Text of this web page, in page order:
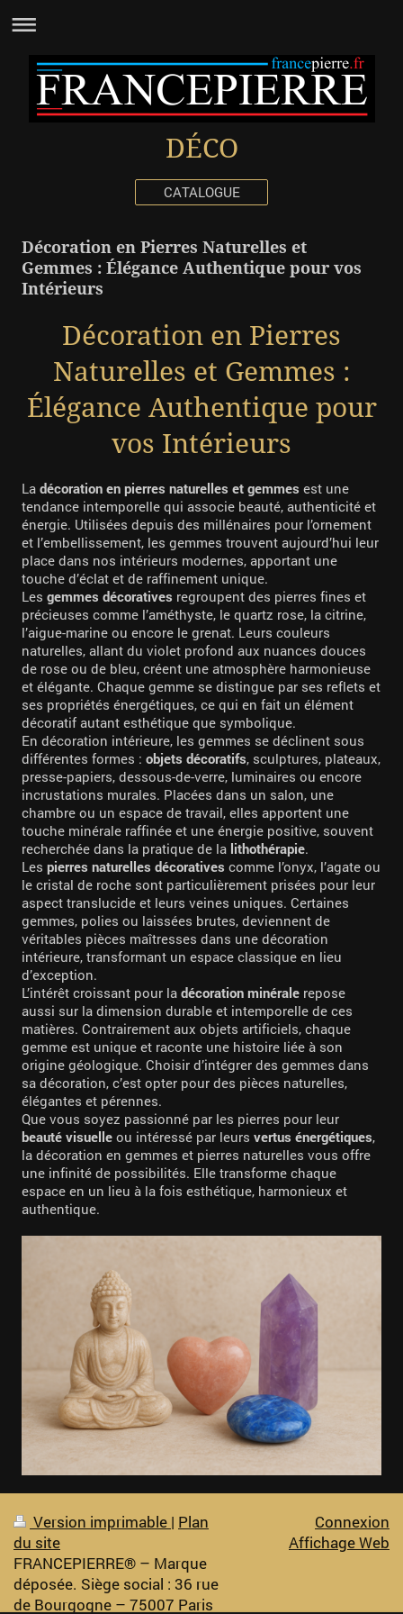
DÉCO
CATALOGUE
Décoration en Pierres Naturelles et
Gemmes : Élégance Authentique pour vos
Intérieurs
Décoration en Pierres
Naturelles et Gemmes :
Élégance Authentique pour
vos Intérieurs
La décoration en pierres naturelles et gemmes est une
tendance intemporelle qui associe beauté, authenticité et
énergie. Utilisées depuis des millénaires pour l’ornement
et l’embellissement, les gemmes trouvent aujourd’hui leur
place dans nos intérieurs modernes, apportant une
touche d’éclat et de raffinement unique.
Les gemmes décoratives regroupent des pierres fines et
précieuses comme l’améthyste, le quartz rose, la citrine,
l’aigue-marine ou encore le grenat. Leurs couleurs
naturelles, allant du violet profond aux nuances douces
de rose ou de bleu, créent une atmosphère harmonieuse
et élégante. Chaque gemme se distingue par ses reflets et
ses propriétés énergétiques, ce qui en fait un élément
décoratif autant esthétique que symbolique.
En décoration intérieure, les gemmes se déclinent sous
différentes formes : objets décoratifs, sculptures, plateaux,
presse-papiers, dessous-de-verre, luminaires ou encore
incrustations murales. Placées dans un salon, une
chambre ou un espace de travail, elles apportent une
touche minérale raffinée et une énergie positive, souvent
recherchée dans la pratique de la lithothérapie.
Les pierres naturelles décoratives comme l’onyx, l’agate ou
le cristal de roche sont particulièrement prisées pour leur
aspect translucide et leurs veines uniques. Certaines
gemmes, polies ou laissées brutes, deviennent de
véritables pièces maîtresses dans une décoration
intérieure, transformant un espace classique en lieu
d’exception.
L’intérêt croissant pour la décoration minérale repose
aussi sur la dimension durable et intemporelle de ces
matières. Contrairement aux objets artificiels, chaque
gemme est unique et raconte une histoire liée à son
origine géologique. Choisir d’intégrer des gemmes dans
sa décoration, c’est opter pour des pièces naturelles,
élégantes et pérennes.
Que vous soyez passionné par les pierres pour leur
beauté visuelle ou intéressé par leurs vertus énergétiques,
la décoration en gemmes et pierres naturelles vous offre
une infinité de possibilités. Elle transforme chaque
espace en un lieu à la fois esthétique, harmonieux et
authentique.
Version imprimable | Plan
du site
FRANCEPIERRE® – Marque
déposée. Siège social : 36 rue
de Bourgogne – 75007 Paris
Connexion
Affichage Web